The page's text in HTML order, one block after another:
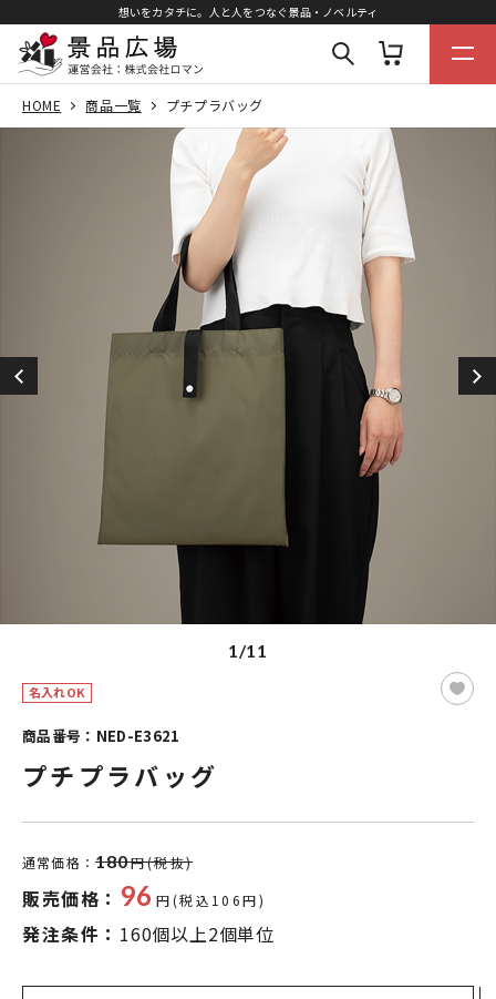
想いをカタチに。人と人をつなぐ景品・ノベルティ
HOME 商品一覧 プチプラバッグ
1/11
名入れOK
商品番号：NED-E3621
プチプラバッグ
通常価格： 180円(税抜)
販売価格： 96 円(税込106円)
発注条件： 160個以上2個単位